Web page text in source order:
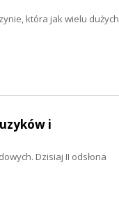
która jak wielu dużych
i
Dzisiaj II odsłona